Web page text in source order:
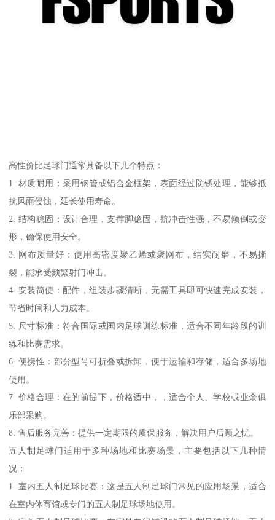
高性价比足球门通常具备以下几个特点：
1. 材质耐用：采用钢管或铝合金框架，表面经过防锈处理，能够抵
抗风雨侵蚀，延长使用寿命。
2. 结构稳固：设计合理，支撑脚稳固，抗冲击性强，不易倾倒或变
形，确保使用安全。
3. 网布质量好：使用高密度聚乙烯或聚网布，结实耐磨，不易撕
裂，能承受频繁射门冲击。
4. 安装简便：配件，组装步骤清晰，无需工具即可快速完成安装，
节省时间和人力成本。
5. 尺寸标准：符合国际或国内足球训练标准，适合不同年龄段的训
练和比赛需求。
6. 便携性：部分型号可折叠或拆卸，便于运输和存储，适合多场地
使用。
7. 价格合理：在的前提下，价格适中，，适合个人、学校或业余俱
乐部采购。
8. 售后服务完善：提供一定期限的质保服务，解决用户后顾之忧。
五人制足球门适用于多种场地和比赛场景，主要包括以下几种情
况：
1. 室内五人制足球比赛：这是五人制足球门常见的应用场景，适合
在室内体育馆或专门的五人制足球场地使用。